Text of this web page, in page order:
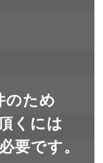
のため
くには
要です。